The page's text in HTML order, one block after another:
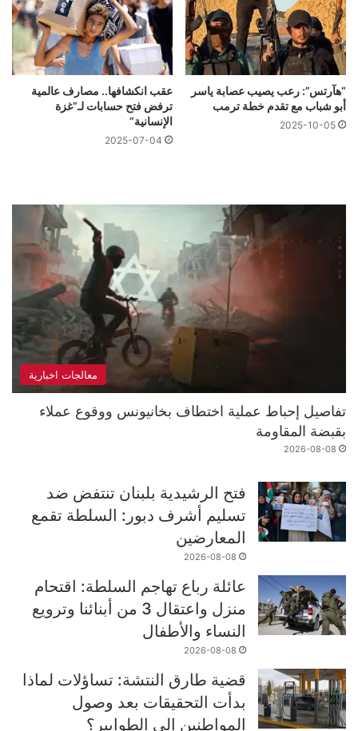
“هآرتس”: رعب يصيب عصابة ياسر
أبو شباب مع تقدم خطة ترمب
2025-10-05
عقب انكشافها.. مصارف عالمية
ترفض فتح حسابات لـ”غزة
الإنسانية”
2025-07-04
معالجات اخبارية
تفاصيل إحباط عملية اختطاف بخانيونس ووقوع عملاء
بقبضة المقاومة
2026-08-08
فتح الرشيدية بلبنان تنتفض ضد
تسليم أشرف دبور: السلطة تقمع
المعارضين
2026-08-08
عائلة رباع تهاجم السلطة: اقتحام
منزل واعتقال 3 من أبنائنا وترويع
النساء والأطفال
2026-08-08
قضية طارق النتشة: تساؤلات لماذا
بدأت التحقيقات بعد وصول
المواطنين إلى الطوابير؟